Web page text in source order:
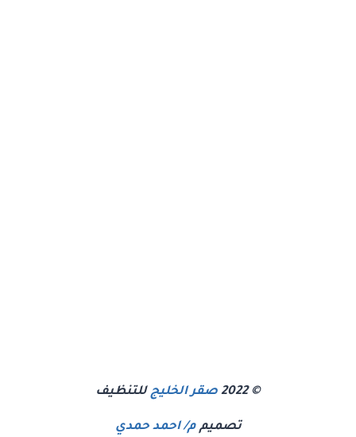
© 2022 صقر الخليجللتنظيف
تصميمم/ احمد حمدي